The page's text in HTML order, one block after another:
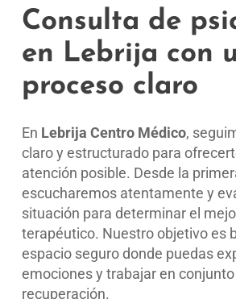
Consulta de
en Lebrija con
proceso claro
En Lebrija Centro Médico,
claro y estructurado para
atención posible. Desde la
escucharemos atentamente y
situación para determinar el
terapéutico. Nuestro objetivo es
espacio seguro donde puedas
emociones y trabajar en
recuperación.